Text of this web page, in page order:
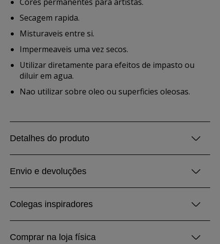
Secagem rapida.
Misturaveis entre si.
Impermeaveis uma vez secos.
Utilizar diretamente para efeitos de impasto ou
diluir em agua.
Nao utilizar sobre oleo ou superficies oleosas.
Detalhes do produto
Envio e devoluções
Colegas inspiradores
Comprar na loja física